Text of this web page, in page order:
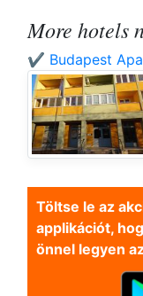
More hotels
✔️ Budapest
Töltse le az
applikációt,
önnel legyen